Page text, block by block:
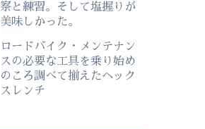
察と練習。そして塩握りが
美味しかった。
ロードバイク・メンテナン
スの必要な工具を乗り始め
のころ調べて揃えたヘック
スレンチ